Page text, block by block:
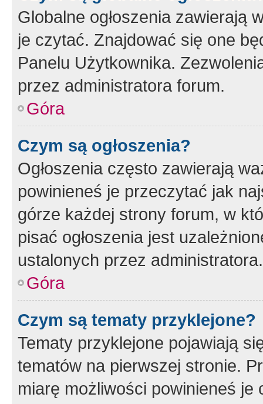
Globalne ogłoszenia zawierają
je czytać. Znajdować się one
Panelu Użytkownika.
przez administratora forum.
Góra
Czym są ogłoszenia?
Ogłoszenia często zawierają
powinieneś je przeczytać jak
górze każdej strony forum, w
pisać ogłoszenia jest
ustalonych przez administratora.
Góra
Czym są tematy przyklejone?
Tematy przyklejone pojawiają
tematów na pierwszej stronie.
miarę możliwości powinieneś je